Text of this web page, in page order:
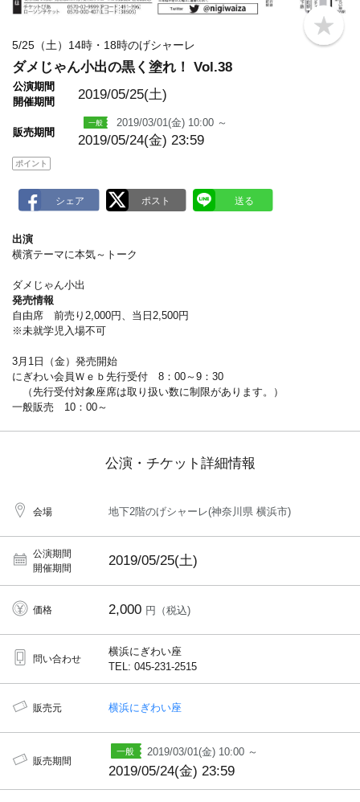
b
o
5/25（土）14時・18時のげシャーレ
ダメじゃん小出の黒く塗れ！ Vol.38
公演期間
開催期間
2019/05/25(土)
販売期間
2019/03/01(金) 10:00 ～
2019/05/24(金) 23:59
ポイント
出演
横濱テーマに本気～トーク
ダメじゃん小出
発売情報
自由席 前売り2,000円、当日2,500円
※未就学児入場不可
3月1日（金）発売開始
にぎわい会員Ｗｅｂ先行受付 8：00～9：30
（先行受付対象座席は取り扱い数に制限があります。）
一般販売 10：00～
公演・チケット詳細情報
会場 地下2階のげシャーレ(神奈川県 横浜市)
公演期間
開催期間
2019/05/25(土)
価格 2,000 円（税込)
問い合わせ
横浜にぎわい座
TEL: 045-231-2515
販売元 横浜にぎわい座
販売期間
2019/03/01(金) 10:00 ～
2019/05/24(金) 23:59